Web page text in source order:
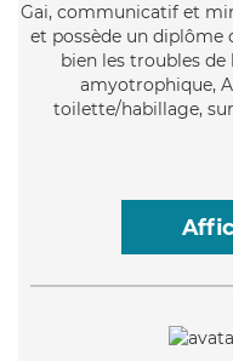
Gai, communicatif et
et possède un
bien les troubles
amyotrophique,
toilette/habillage,